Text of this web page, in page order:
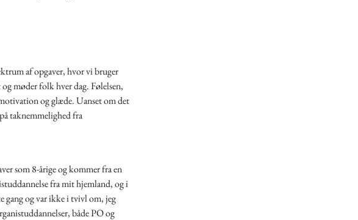
af opgaver, hvor vi bruger
møder folk hver dag. Følelsen,
og glæde. Uanset om det
taknemmelighed fra
som 8-årige og kommer fra en
fra mit hjemland, og i
gang og var ikke i tvivl om, jeg
både PO og